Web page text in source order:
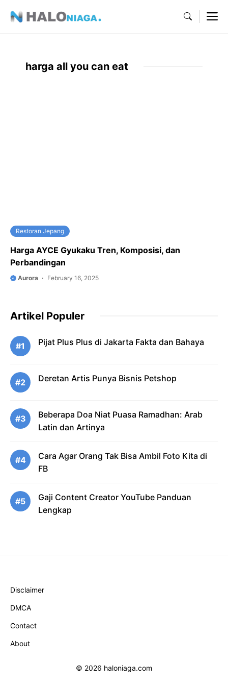
harga all you can eat
Restoran Jepang
Harga AYCE Gyukaku Tren, Komposisi, dan
Perbandingan
Aurora February 16, 2025
Artikel Populer
#1 Pijat Plus Plus di Jakarta Fakta dan Bahaya
#2 Deretan Artis Punya Bisnis Petshop
#3
Beberapa Doa Niat Puasa Ramadhan: Arab
Latin dan Artinya
#4
Cara Agar Orang Tak Bisa Ambil Foto Kita di
FB
#5
Gaji Content Creator YouTube Panduan
Lengkap
Disclaimer
DMCA
Contact
About
© 2026 haloniaga.com